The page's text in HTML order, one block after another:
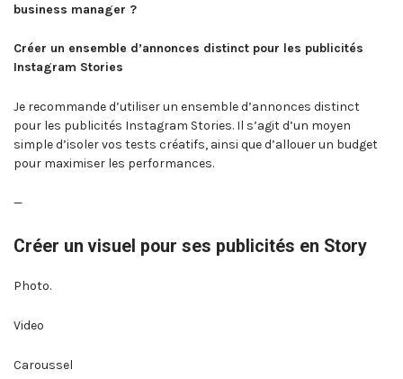
business manager ?
Créer un ensemble d’annonces distinct pour les publicités
Instagram Stories
Je recommande d’utiliser un ensemble d’annonces distinct
pour les publicités Instagram Stories. Il s’agit d’un moyen
simple d’isoler vos tests créatifs, ainsi que d’allouer un budget
pour maximiser les performances.
—
Créer un visuel pour ses publicités en Story
Photo.
Video
Caroussel